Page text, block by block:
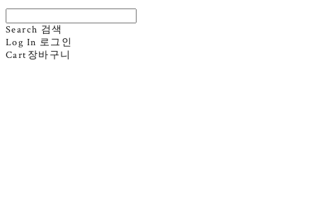
Search 검색
Log In 로그인
Cart 장바구니